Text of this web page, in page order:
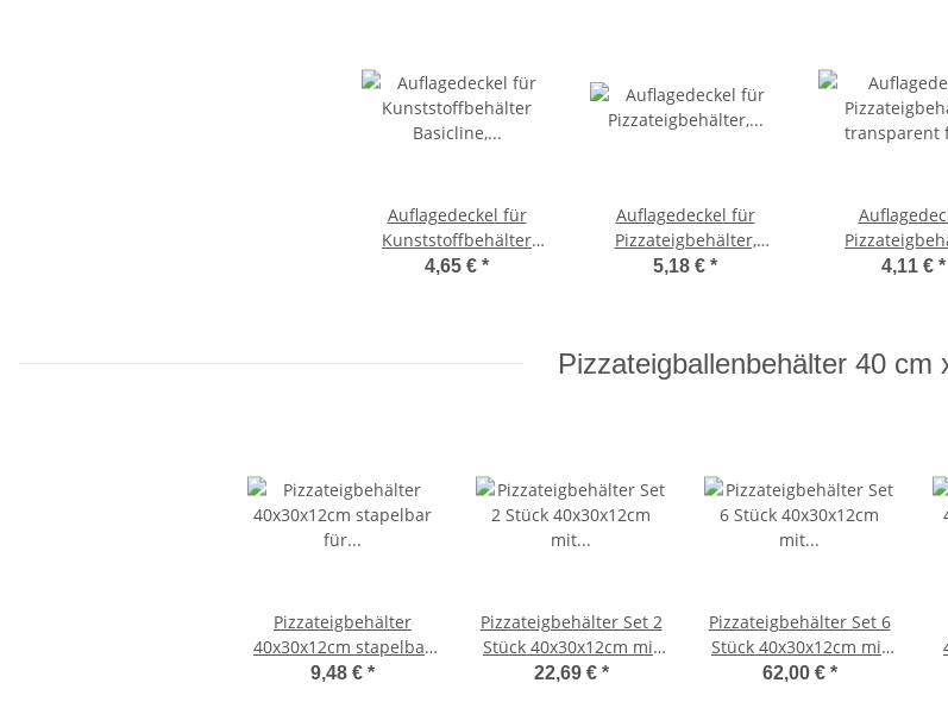
Auflagedeckel für
Kunststoffbehälter
Basicline, Größe
4,65 € *
Auflagedeckel für
Pizzateigbehälter,
Größe 60x40cm
5,18 € *
transparent für
4,11 € *
Pizzateigballenbehälter 40 cm
Pizzateigbehälter
40x30x12cm stapelbar
für Pizzeria und Hobby
9,48 € *
Pizzateigbehälter Set 2
Stück 40x30x12cm mit
Auflagedeckel
22,69 € *
Pizzateigbehälter Set 6
Stück 40x30x12cm mit
Auflagedeckel
62,00 € *